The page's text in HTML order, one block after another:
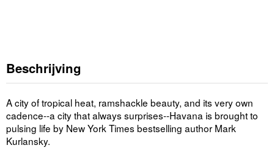
Beschrijving
A city of tropical heat, ramshackle beauty, and its very own
cadence--a city that always surprises--Havana is brought to
pulsing life by New York Times bestselling author Mark
Kurlansky.